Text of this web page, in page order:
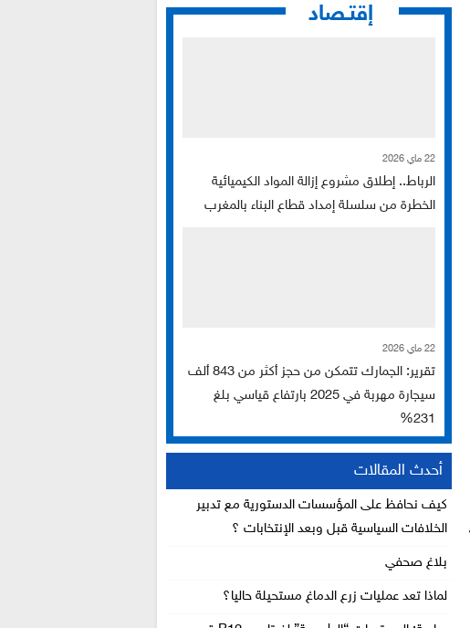
إقتـصاد
22 ماي 2026
الرباط.. إطلاق مشروع إزالة المواد الكيميائية
الخطرة من سلسلة إمداد قطاع البناء بالمغرب
22 ماي 2026
تقرير: الجمارك تتمكن من حجز أكثر من 843 ألف
سيجارة مهربة في 2025 بارتفاع قياسي بلغ
231%
أحدث المقالات
كيف نحافظ على المؤسسات الدستورية مع تدبير
الخلافات السياسية قبل وبعد الإنتخابات ؟
بلاغ صحفي
لماذا تعد عمليات زرع الدماغ مستحيلة حاليا؟